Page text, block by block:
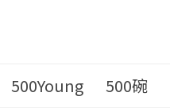
500Young 500碗